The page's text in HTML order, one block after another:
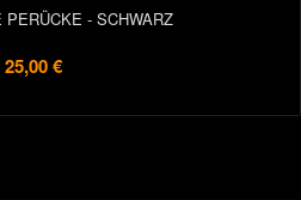
PERÜCKE - SCHWARZ
25,00 €